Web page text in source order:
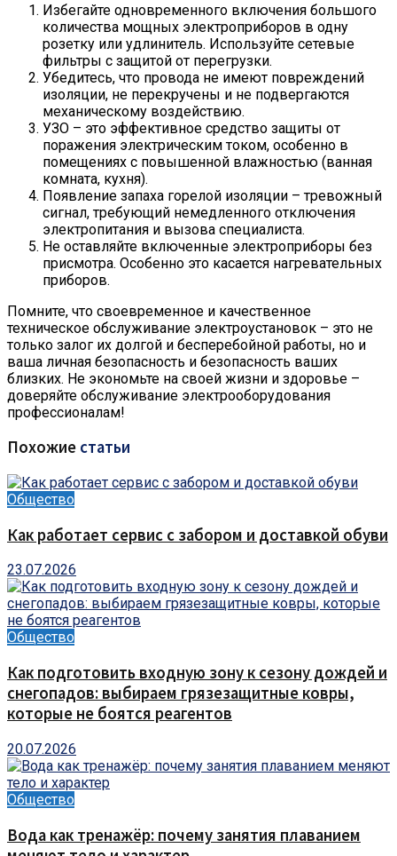
Избегайте одновременного включения большого
количества мощных электроприборов в одну
розетку или удлинитель. Используйте сетевые
фильтры с защитой от перегрузки.
Убедитесь, что провода не имеют повреждений
изоляции, не перекручены и не подвергаются
механическому воздействию.
УЗО – это эффективное средство защиты от
поражения электрическим током, особенно в
помещениях с повышенной влажностью (ванная
комната, кухня).
Появление запаха горелой изоляции – тревожный
сигнал, требующий немедленного отключения
электропитания и вызова специалиста.
Не оставляйте включенные электроприборы без
присмотра. Особенно это касается нагревательных
приборов.
Помните, что своевременное и качественное
техническое обслуживание электроустановок – это не
только залог их долгой и бесперебойной работы, но и
ваша личная безопасность и безопасность ваших
близких. Не экономьте на своей жизни и здоровье –
доверяйте обслуживание электрооборудования
профессионалам!
Похожие статьи
Общество
Как работает сервис с забором и доставкой обуви
23.07.2026
Общество
Как подготовить входную зону к сезону дождей и
снегопадов: выбираем грязезащитные ковры,
которые не боятся реагентов
20.07.2026
Общество
Вода как тренажёр: почему занятия плаванием